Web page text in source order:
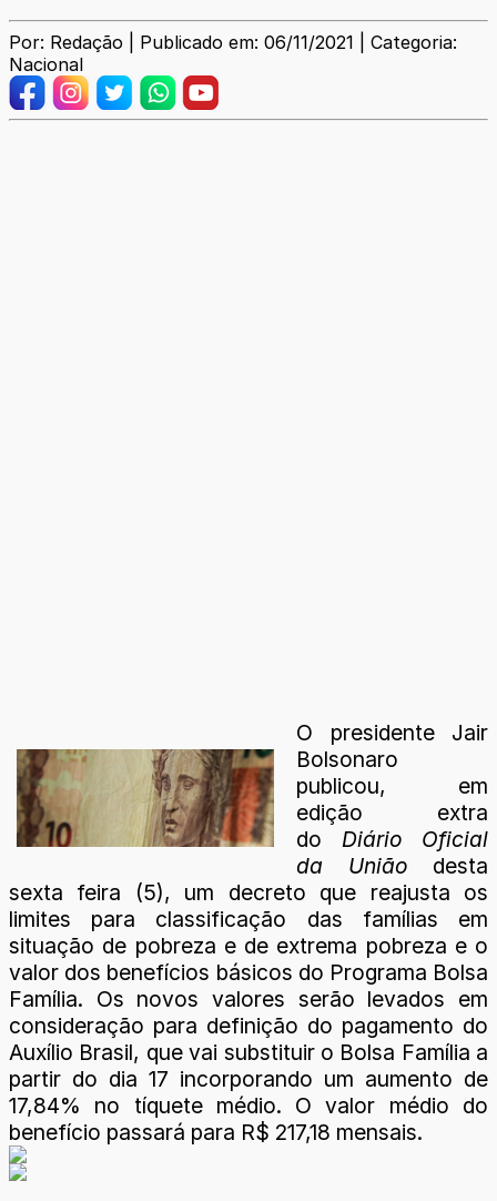
Por: Redação | Publicado em: 06/11/2021 | Categoria:
Nacional
O presidente Jair
Bolsonaro
publicou, em
edição extra
do Diário Oficial
da União desta
sexta feira (5), um decreto que reajusta os
limites para classificação das famílias em
situação de pobreza e de extrema pobreza e o
valor dos benefícios básicos do Programa Bolsa
Família. Os novos valores serão levados em
consideração para definição do pagamento do
Auxílio Brasil, que vai substituir o Bolsa Família a
partir do dia 17 incorporando um aumento de
17,84% no tíquete médio. O valor médio do
benefício passará para R$ 217,18 mensais.